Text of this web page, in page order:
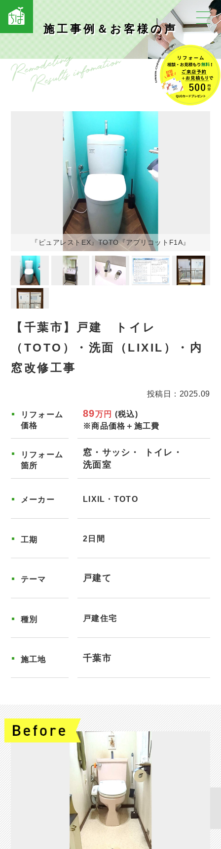
施工事例＆お客様の声
『ピュアレストEX』TOTO『アプリコットF1A』
【千葉市】戸建 トイレ
（TOTO）・洗面（LIXIL）・内
窓改修工事
投稿日：2025.09
リフォーム
価格
89万円 (税込)
※商品価格＋施工費
リフォーム
箇所
窓・サッシ
トイレ
洗面室
メーカー LIXIL・TOTO
工期 2日間
テーマ 戸建て
種別 戸建住宅
施工地 千葉市